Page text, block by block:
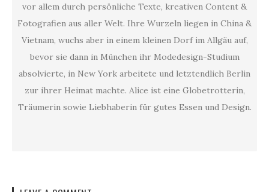
vor allem durch persönliche Texte, kreativen Content &
Fotografien aus aller Welt. Ihre Wurzeln liegen in China &
Vietnam, wuchs aber in einem kleinen Dorf im Allgäu auf,
bevor sie dann in München ihr Modedesign-Studium
absolvierte, in New York arbeitete und letztendlich Berlin
zur ihrer Heimat machte. Alice ist eine Globetrotterin,
Träumerin sowie Liebhaberin für gutes Essen und Design.